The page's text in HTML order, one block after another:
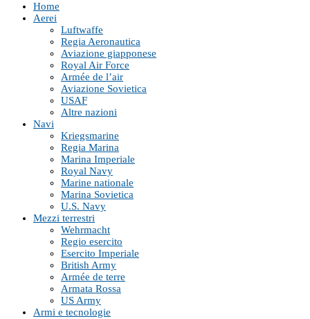
Home
Aerei
Luftwaffe
Regia Aeronautica
Aviazione giapponese
Royal Air Force
Armée de l’air
Aviazione Sovietica
USAF
Altre nazioni
Navi
Kriegsmarine
Regia Marina
Marina Imperiale
Royal Navy
Marine nationale
Marina Sovietica
U.S. Navy
Mezzi terrestri
Wehrmacht
Regio esercito
Esercito Imperiale
British Army
Armée de terre
Armata Rossa
US Army
Armi e tecnologie